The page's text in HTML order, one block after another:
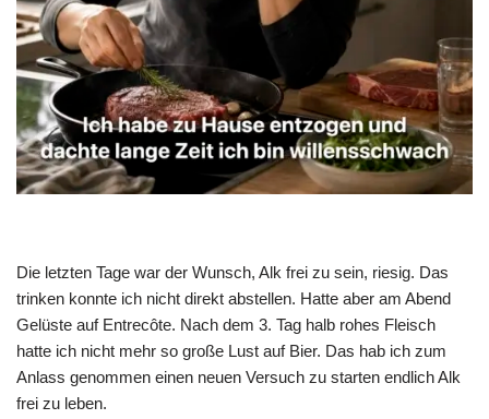
Die letzten Tage war der Wunsch, Alk frei zu sein, riesig. Das
trinken konnte ich nicht direkt abstellen. Hatte aber am Abend
Gelüste auf Entrecôte. Nach dem 3. Tag halb rohes Fleisch
hatte ich nicht mehr so große Lust auf Bier. Das hab ich zum
Anlass genommen einen neuen Versuch zu starten endlich Alk
frei zu leben.